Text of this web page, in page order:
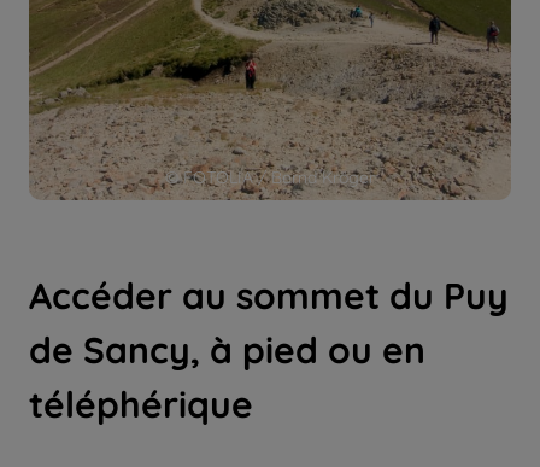
© FOTOLIA / Bernd Kröger
Accéder au sommet du Puy
de Sancy, à pied ou en
téléphérique